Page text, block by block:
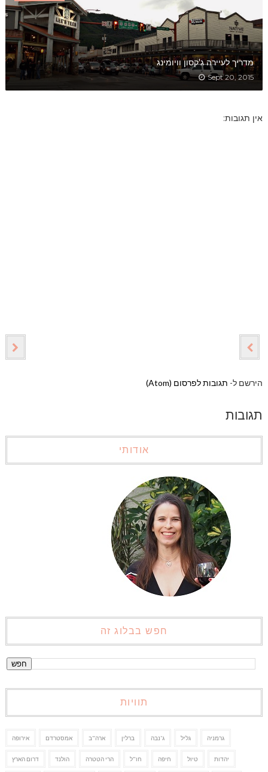
מדריך לעיירה ג'קסון וויומינג
Sept 20, 2015
אין תגובות:
הירשם ל- תגובות לפרסום (Atom)
תגובות
אודותי
חפש בבלוג זה
תוויות
אירופה אמסטרדם ארה"ב ברלין ג'נבה גליל גרמניה
דרום הארץ הולנד הרי הטטרה חו"ל חיפה טיול יהדות